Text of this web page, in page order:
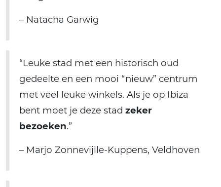
– Natacha Garwig
“Leuke stad met een historisch oud
gedeelte en een mooi “nieuw” centrum
met veel leuke winkels. Als je op Ibiza
bent moet je deze stad zeker
bezoeken.”
– Marjo Zonnevijlle-Kuppens, Veldhoven